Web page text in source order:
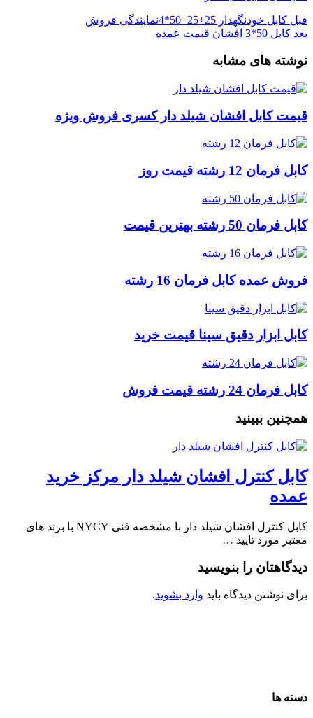
قبل کابل خودنگهدار 25+25+50*4نمایندگی فروش
بعد کابل 50*3 افشان قیمت عمده
نوشته های مشابه
قیمت کابل افشان شیلد دار کسری فروش ویژه
کابل فرمان 12 رشته قیمت روز
کابل فرمان 50 رشته بهترین قیمت
فروش عمده کابل فرمان 16 رشته
کابل ابزار دقیق سینا قیمت خرید
کابل فرمان 24 رشته قیمت فروش
همچنین ببینید
کابل کنترل افشان شیلد دار مرکز خرید
عمده
کابل کنترل افشان شیلد دار با مشخصه فنی NYCY با برند های
معتبر مورد تایید …
دیدگاهتان را بنویسید
برای نوشتن دیدگاه باید وارد بشوید.
دسته ها